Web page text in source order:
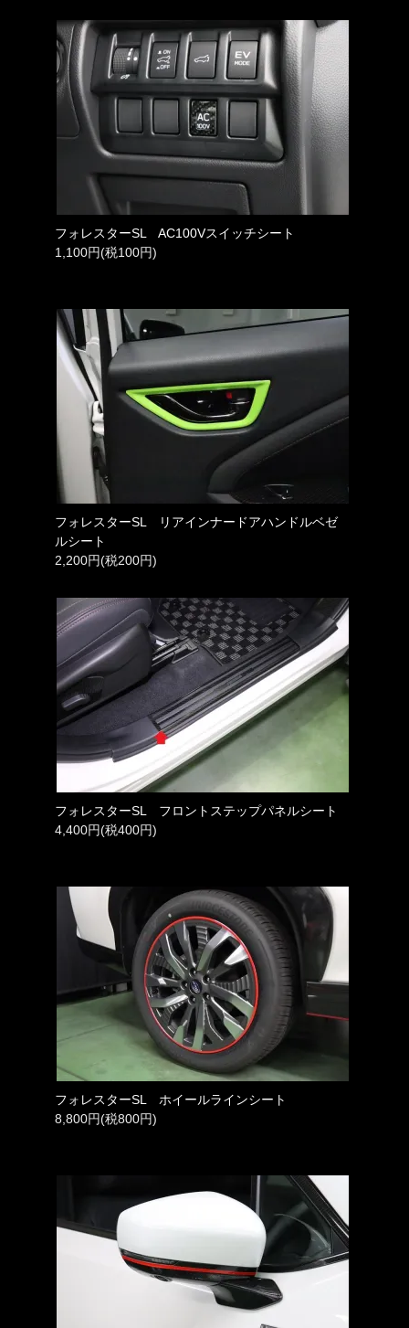
フォレスターSL AC100Vスイッチシート
1,100円(税100円)
フォレスターSL リアインナードアハンドルベゼ
ルシート
2,200円(税200円)
フォレスターSL フロントステップパネルシート
4,400円(税400円)
フォレスターSL ホイールラインシート
8,800円(税800円)